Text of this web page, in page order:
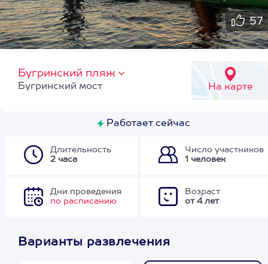
57
Бугринский пляж
На карте
Бугринский мост
Работает сейчас
Длительность
2 часа
Число участников
1 человек
Дни проведения
по расписанию
Возраст
от 4 лет
Варианты развлечения